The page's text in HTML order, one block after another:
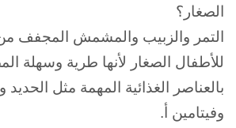
الصغار؟
التمر والزبيب والمشمش المجفف
للأطفال الصغار لأنها طرية وسهلة
بالعناصر الغذائية المهمة مثل الحديد
وفيتامين أ.